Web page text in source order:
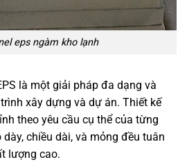
eps ngàm kho lạnh
là một giải pháp đa dạng và
xây dựng và dự án. Thiết kế
theo yêu cầu cụ thể của từng
chiều dài, và mỏng đều tuân
lượng cao.